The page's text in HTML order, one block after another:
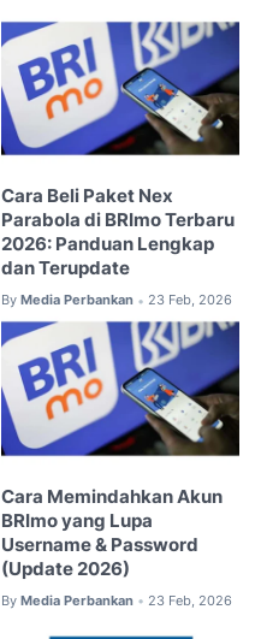
Cara Beli Paket Nex
Parabola di BRImo Terbaru
2026: Panduan Lengkap
dan Terupdate
By Media Perbankan • 23 Feb, 2026
Cara Memindahkan Akun
BRImo yang Lupa
Username & Password
(Update 2026)
By Media Perbankan • 23 Feb, 2026